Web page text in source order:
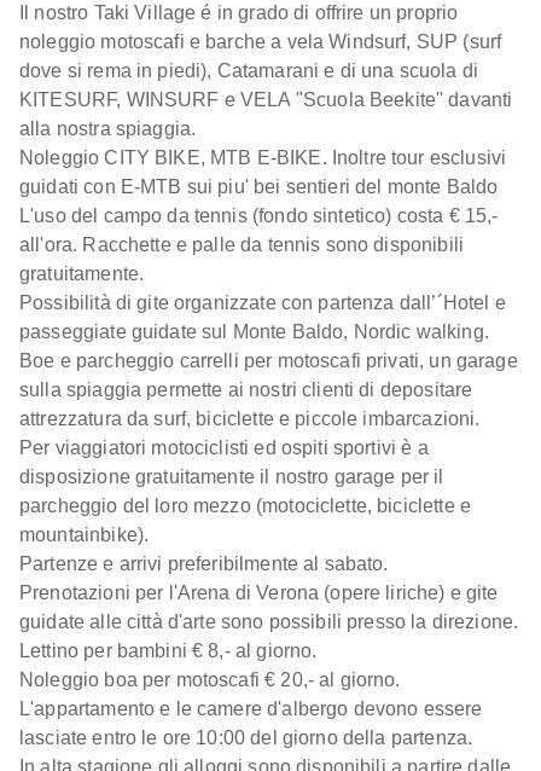
Il nostro Taki Village é in grado di offrire un proprio
noleggio motoscafi e barche a vela Windsurf, SUP (surf
dove si rema in piedi), Catamarani e di una scuola di
KITESURF, WINSURF e VELA "Scuola Beekite" davanti
alla nostra spiaggia.
Noleggio CITY BIKE, MTB E-BIKE. Inoltre tour esclusivi
guidati con E-MTB sui piu' bei sentieri del monte Baldo
L'uso del campo da tennis (fondo sintetico) costa € 15,-
all'ora. Racchette e palle da tennis sono disponibili
gratuitamente.
Possibilità di gite organizzate con partenza dall’´Hotel e
passeggiate guidate sul Monte Baldo, Nordic walking.
Boe e parcheggio carrelli per motoscafi privati, un garage
sulla spiaggia permette ai nostri clienti di depositare
attrezzatura da surf, biciclette e piccole imbarcazioni.
Per viaggiatori motociclisti ed ospiti sportivi è a
disposizione gratuitamente il nostro garage per il
parcheggio del loro mezzo (motociclette, biciclette e
mountainbike).
Partenze e arrivi preferibilmente al sabato.
Prenotazioni per l'Arena di Verona (opere liriche) e gite
guidate alle città d'arte sono possibili presso la direzione.
Lettino per bambini € 8,- al giorno.
Noleggio boa per motoscafi € 20,- al giorno.
L'appartamento e le camere d'albergo devono essere
lasciate entro le ore 10:00 del giorno della partenza.
In alta stagione gli alloggi sono disponibili a partire dalle